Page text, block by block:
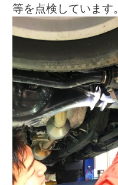
等を点検しています。